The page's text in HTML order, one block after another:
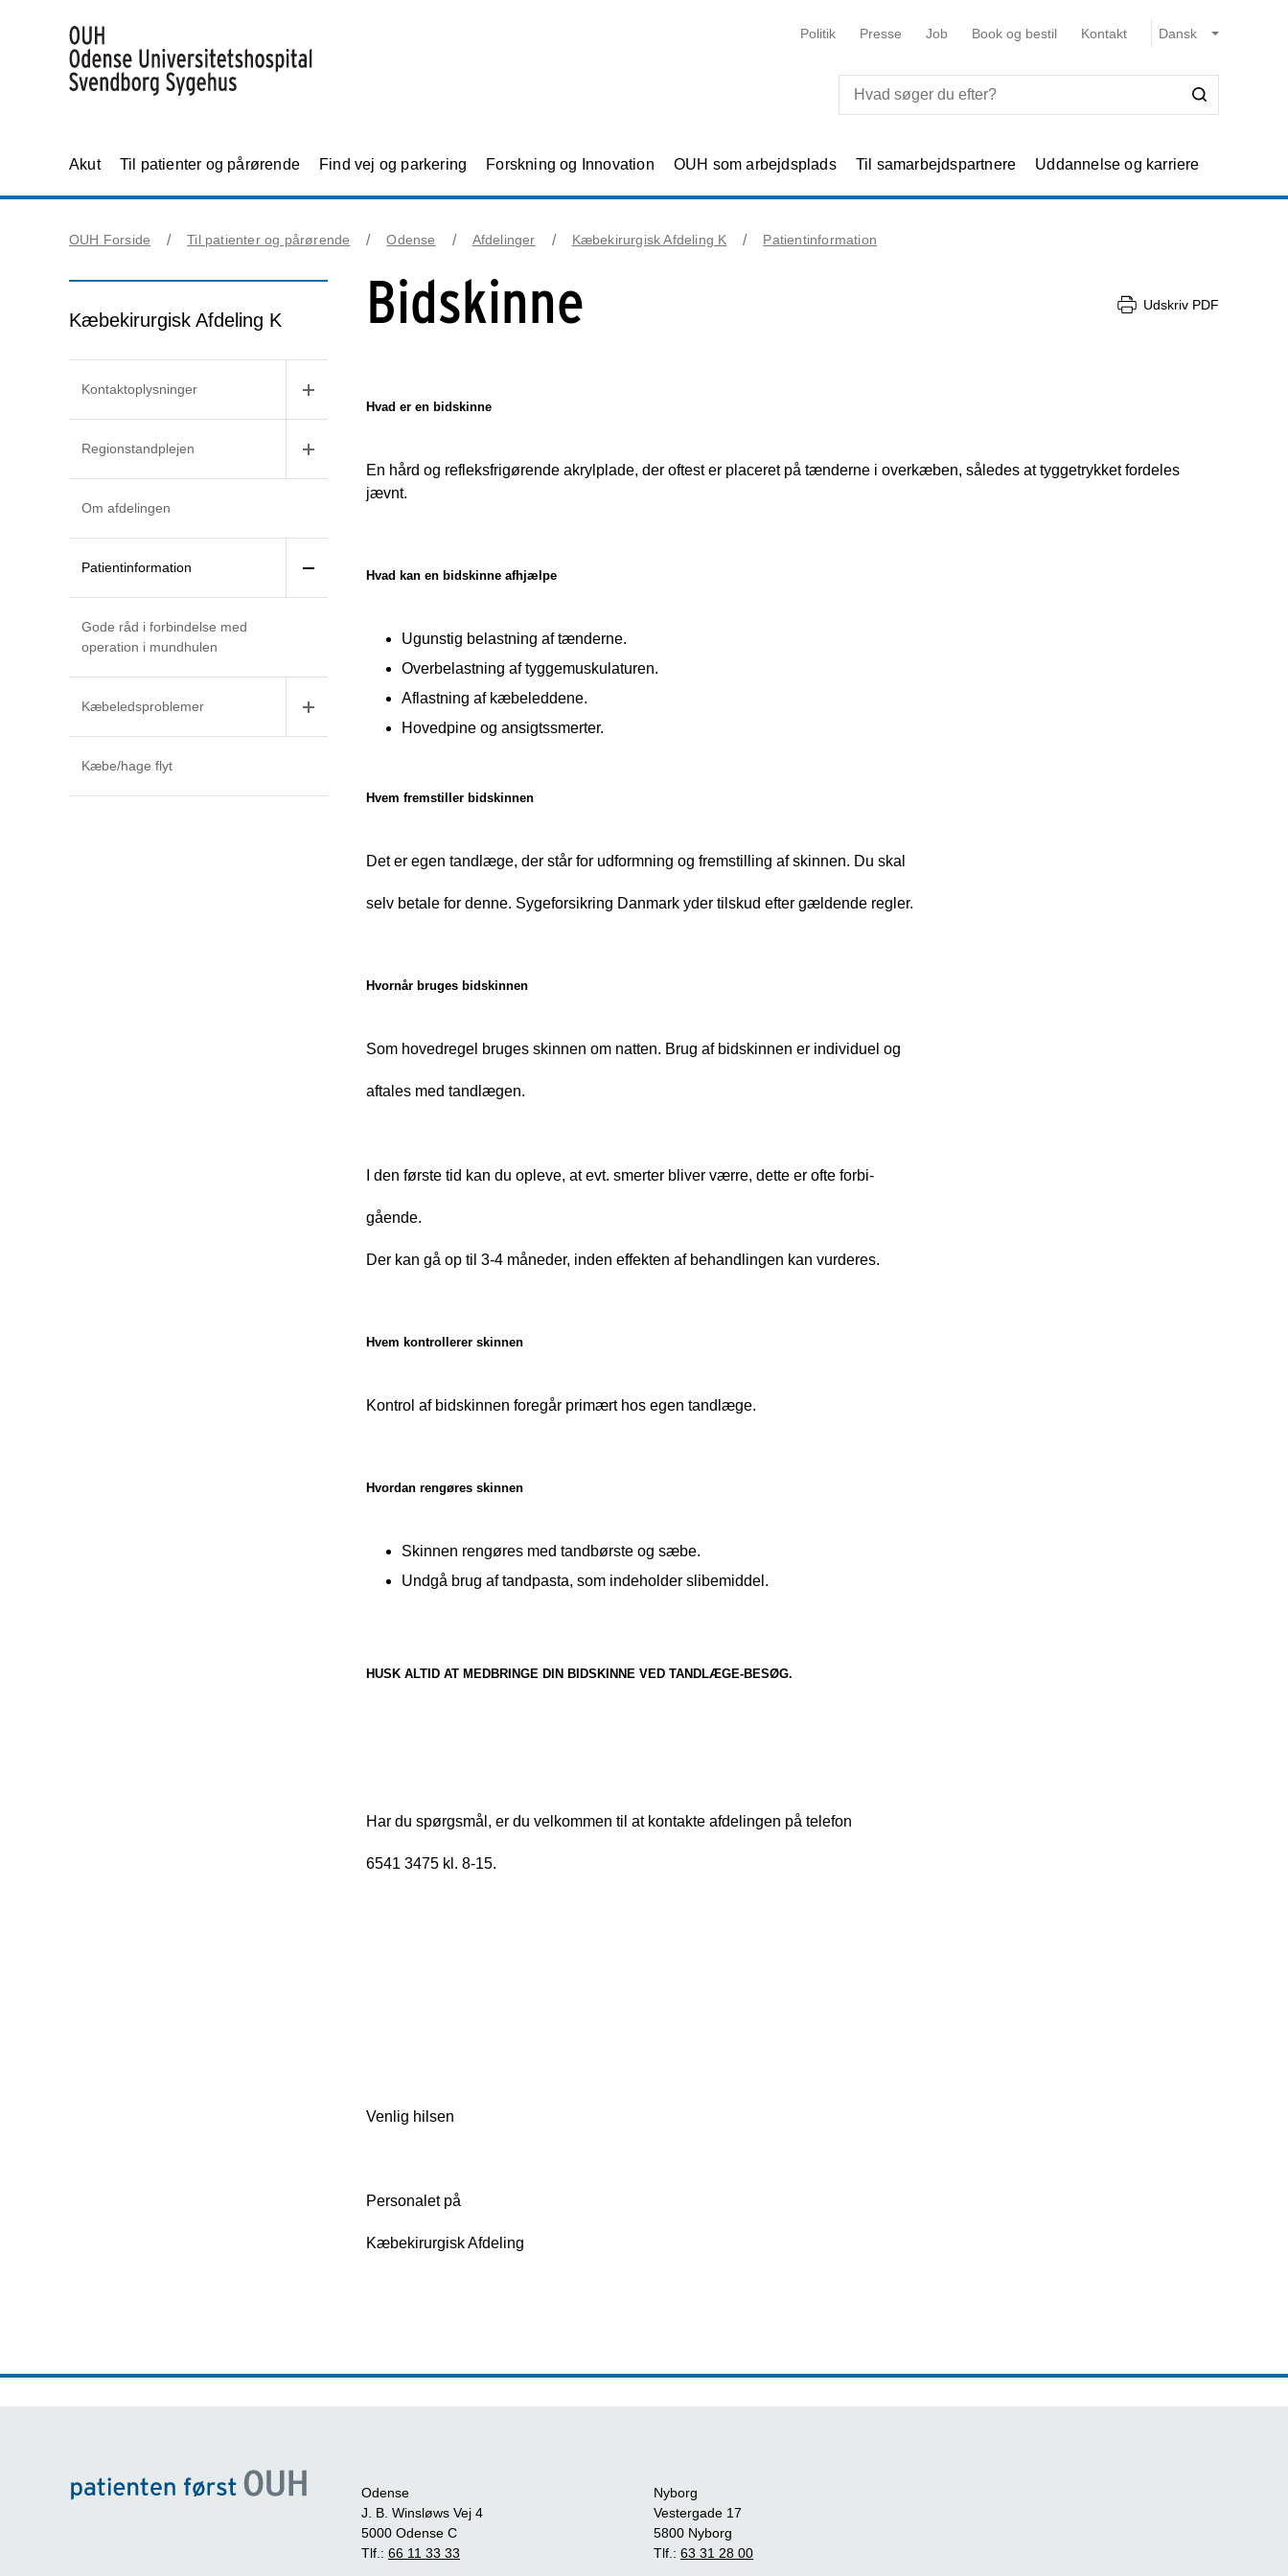
Politik Presse Job Book og bestil Kontakt
Akut Til patienter og pårørende Find vej og parkering Forskning og Innovation OUH som arbejdsplads Til samarbejdspartnere Uddannelse og karriere
OUH Forside Til patienter og pårørende Odense Afdelinger Kæbekirurgisk Afdeling K Patientinformation
Kæbekirurgisk Afdeling K
Kontaktoplysninger
Regionstandplejen
Om afdelingen
Patientinformation
Gode råd i forbindelse med
operation i mundhulen
Kæbeledsproblemer
Kæbe/hage flyt
Bidskinne Udskriv PDF
Hvad er en bidskinne
En hård og refleksfrigørende akrylplade, der oftest er placeret på tænderne i overkæben, således at tyggetrykket fordeles
jævnt.
Hvad kan en bidskinne afhjælpe
Ugunstig belastning af tænderne.
Overbelastning af tyggemuskulaturen.
Aflastning af kæbeleddene.
Hovedpine og ansigtssmerter.
Hvem fremstiller bidskinnen
Det er egen tandlæge, der står for udformning og fremstilling af skinnen. Du skal
selv betale for denne. Sygeforsikring Danmark yder tilskud efter gældende regler.
Hvornår bruges bidskinnen
Som hovedregel bruges skinnen om natten. Brug af bidskinnen er individuel og
aftales med tandlægen.
I den første tid kan du opleve, at evt. smerter bliver værre, dette er ofte forbi-
gående.
Der kan gå op til 3-4 måneder, inden effekten af behandlingen kan vurderes.
Hvem kontrollerer skinnen
Kontrol af bidskinnen foregår primært hos egen tandlæge.
Hvordan rengøres skinnen
Skinnen rengøres med tandbørste og sæbe.
Undgå brug af tandpasta, som indeholder slibemiddel.
HUSK ALTID AT MEDBRINGE DIN BIDSKINNE VED TANDLÆGE-BESØG.
Har du spørgsmål, er du velkommen til at kontakte afdelingen på telefon
6541 3475 kl. 8-15.
Venlig hilsen
Personalet på
Kæbekirurgisk Afdeling
Odense
J. B. Winsløws Vej 4
5000 Odense C
Tlf.: 66 11 33 33
Nyborg
Vestergade 17
5800 Nyborg
Tlf.: 63 31 28 00